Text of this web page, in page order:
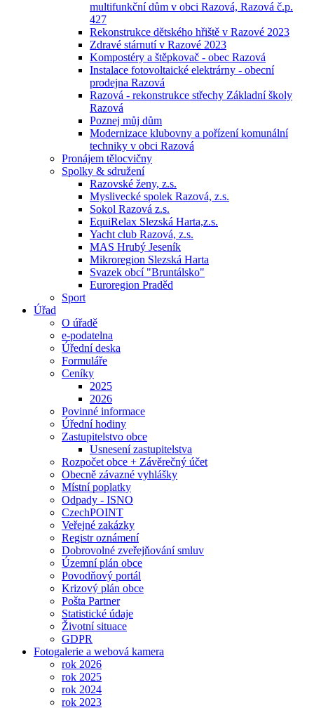
multifunkční dům v obci Razová, Razová č.p.
427
Rekonstrukce dětského hřiště v Razové 2023
Zdravé stárnutí v Razové 2023
Kompostéry a štěpkovač - obec Razová
Instalace fotovoltaické elektrárny - obecní
prodejna Razová
Razová - rekonstrukce střechy Základní školy
Razová
Poznej můj dům
Modernizace klubovny a pořízení komunální
techniky v obci Razová
Pronájem tělocvičny
Spolky & sdružení
Razovské ženy, z.s.
Myslivecké spolek Razová, z.s.
Sokol Razová z.s.
EquiRelax Slezská Harta,z.s.
Yacht club Razová, z.s.
MAS Hrubý Jeseník
Mikroregion Slezská Harta
Svazek obcí "Bruntálsko"
Euroregion Praděd
Sport
Úřad
O úřadě
e-podatelna
Úřední deska
Formuláře
Ceníky
2025
2026
Povinné informace
Úřední hodiny
Zastupitelstvo obce
Usnesení zastupitelstva
Rozpočet obce + Závěrečný účet
Obecně závazné vyhlášky
Místní poplatky
Odpady - ISNO
CzechPOINT
Veřejné zakázky
Registr oznámení
Dobrovolné zveřejňování smluv
Územní plán obce
Povodňový portál
Krizový plán obce
Pošta Partner
Statistické údaje
Životní situace
GDPR
Fotogalerie a webová kamera
rok 2026
rok 2025
rok 2024
rok 2023